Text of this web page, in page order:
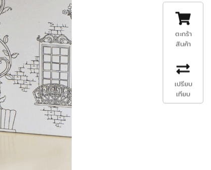
ตะกร้า
สินค้า
เปรียบ
เทียบ